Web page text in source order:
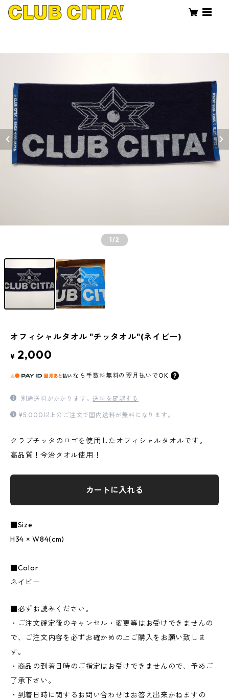
1/2
オフィシャルタオル "チッタオル"(ネイビー)
¥ 2,000
なら 手数料無料の 翌月払いでOK
別途送料がかかります。送料を確認する
¥5,000以上のご注文で国内送料が無料になります。
クラブチッタのロゴを使用したオフィシャルタオルです。
高品質！今治タオル使用！
カートに入れる
■Size
H34 × W84(cm)
■Color
ネイビー
■必ずお読みください。
・ご注文確定後のキャンセル・変更等はお受けできませんの
で、ご注文内容を必ずお確かめの上ご購入をお願い致しま
す。
・商品の到着日時のご指定はお受けできませんので、予めご
了承下さい。
・到着日時に関するお問い合わせはお答え出来かねますの